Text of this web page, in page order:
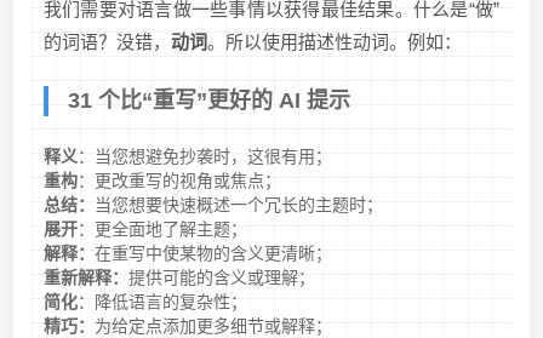
我们需要对语言做一些事情以获得最佳结果。什么是“做”
的词语？没错， 动词。所以使用描述性动词。例如：
31 个比“重写”更好的 AI 提示
释义：当您想避免抄袭时，这很有用；
重构：更改重写的视角或焦点；
总结：
当您想要快速概述一个冗长的主题时；
展开：更全面地了解主题；
解释： 在重写中使某物的含义更清晰；
重新解释： 提供可能的含义或理解；
简化：降低语言的复杂性；
精巧： 为给定点添加更多细节或解释；